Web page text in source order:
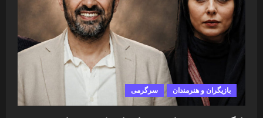
بازیگران و هنرمندان سرگرمی